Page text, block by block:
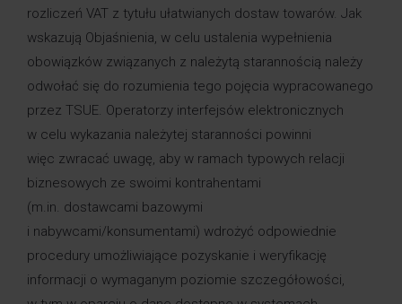
rozliczeń VAT z tytułu ułatwianych dostaw towarów. Jak
wskazują Objaśnienia, w celu ustalenia wypełnienia
obowiązków związanych z należytą starannością należy
odwołać się do rozumienia tego pojęcia wypracowanego
przez TSUE. Operatorzy interfejsów elektronicznych
w celu wykazania należytej staranności powinni
więc zwracać uwagę, aby w ramach typowych relacji
biznesowych ze swoimi kontrahentami
(m.in. dostawcami bazowymi
i nabywcami/konsumentami) wdrożyć odpowiednie
procedury umożliwiające pozyskanie i weryfikację
informacji o wymaganym poziomie szczegółowości,